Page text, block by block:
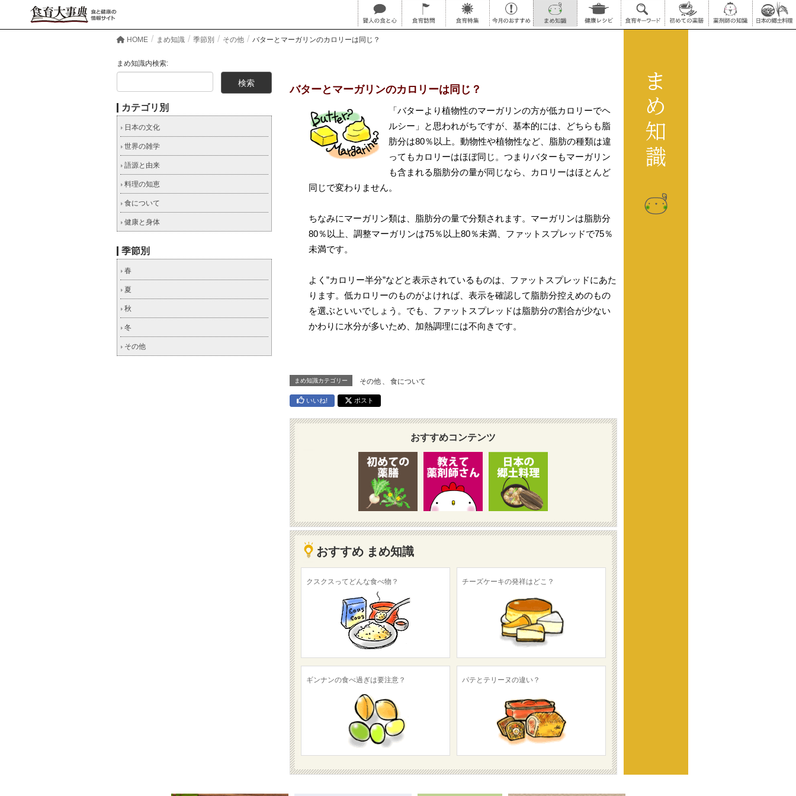
HOME まめ知識 季節別 その他 バターとマーガリンのカロリーは同じ？
バターとマーガリンのカロリーは同じ？
「 バターより植物性のマーガリンの方が低カロリーでヘ
ルシー」と思われがちですが、基本的には、どちらも脂
肪分は80％以上。動物性や植物性など、脂肪の種類は違
ってもカロリーはほぼ同じ。つまりバターもマーガリン
も含まれる脂肪分の量が同じなら、カロリーはほとんど
同じで変わりません。
ちなみにマーガリン類は、脂肪分の量で分類されます。マーガリンは脂肪分
80％以上、調整マーガリンは75％以上80％未満、ファットスプレッドで75％
未満です。
よく”カロリー半分”などと表示されているものは、ファットスプレッドにあた
ります。低カロリーのものがよければ、表示を確認して脂肪分控えめのもの
を選ぶといいでしょう。でも、ファットスプレッドは脂肪分の割合が少ない
かわりに水分が多いため、加熱調理には不向きです。
まめ知識カテゴリー その他 、 食について
いいね! ポスト
おすすめコンテンツ
おすすめ まめ知識
クスクスってどんな食べ物？ チーズケーキの発祥はどこ？
ギンナンの食べ過ぎは要注意？ パテとテリーヌの違い？
まめ知識内検索:
カテゴリ別
日本の文化
世界の雑学
語源と由来
料理の知恵
食について
健康と身体
季節別
春
夏
秋
冬
その他